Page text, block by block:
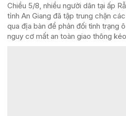
Chiều 5/8, nhiều người dân tại ấp
tỉnh An Giang đã tập trung chặn
qua địa bàn để phản đối tình trạng
nguy cơ mất an toàn giao thông